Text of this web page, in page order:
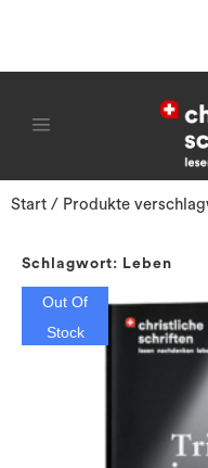
Start / Produkte
Schlagwort: Leben
Out Of
Stock